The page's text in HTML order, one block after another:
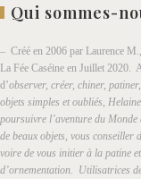
Qui sommes-
– Créé en 2006 par Laurence
La Fée Caséine en Juillet 2020.
d’observer, créer, chiner,
objets simples et oubliés,
poursuivre l’aventure du
de beaux objets, vous conseiller
voire de vous initier à la patine
d’ornementation. Utilisatrices